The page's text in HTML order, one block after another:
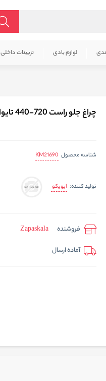
لوازم بادی تزیینات داخلی
چراغ جلو راست 720-440 تایوان
شناسه محصول KM21690
تولید کننده: ایویکو
فروشنده
Zapaskala
آماده ارسال